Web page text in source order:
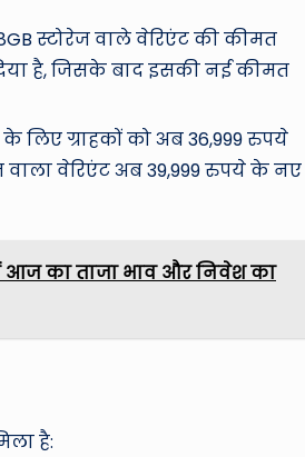
स्टोरेज वाले वेरिएंट की कीमत
है, जिसके बाद इसकी नई कीमत
लिए ग्राहकों को अब 36,999 रुपये
वाला वेरिएंट अब 39,999 रुपये के नए
आज का ताजा भाव और निवेश का
है: